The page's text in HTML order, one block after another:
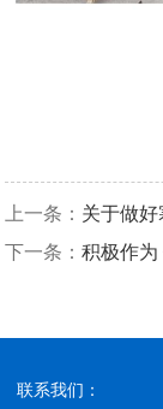
上一条： 关于做
下一条：积极作
联系我们：